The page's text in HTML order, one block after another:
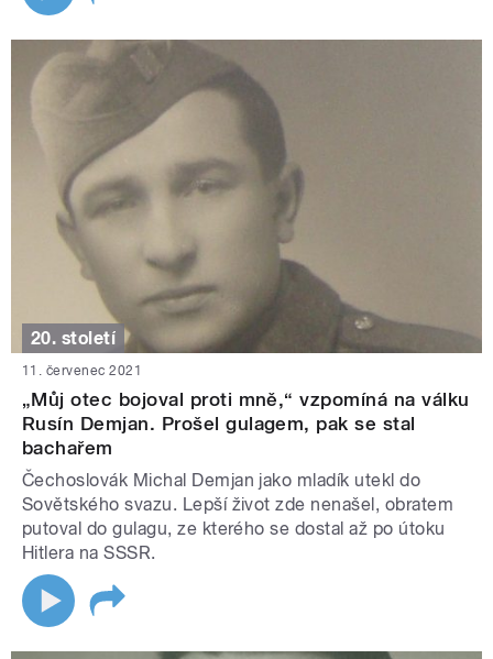
20. století
11. červenec 2021
„Můj otec bojoval proti mně,“ vzpomíná na válku
Rusín Demjan. Prošel gulagem, pak se stal
bachařem
Čechoslovák Michal Demjan jako mladík utekl do
Sovětského svazu. Lepší život zde nenašel, obratem
putoval do gulagu, ze kterého se dostal až po útoku
Hitlera na SSSR.